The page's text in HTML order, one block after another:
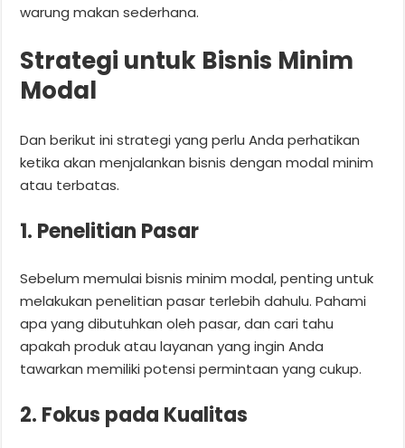
warung makan sederhana.
Strategi untuk Bisnis Minim
Modal
Dan berikut ini strategi yang perlu Anda perhatikan
ketika akan menjalankan bisnis dengan modal minim
atau terbatas.
1. Penelitian Pasar
Sebelum memulai bisnis minim modal, penting untuk
melakukan penelitian pasar terlebih dahulu. Pahami
apa yang dibutuhkan oleh pasar, dan cari tahu
apakah produk atau layanan yang ingin Anda
tawarkan memiliki potensi permintaan yang cukup.
2. Fokus pada Kualitas